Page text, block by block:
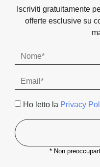
Iscriviti gratuitamente
offerte esclusive su
Ho letto la Privacy
* Non